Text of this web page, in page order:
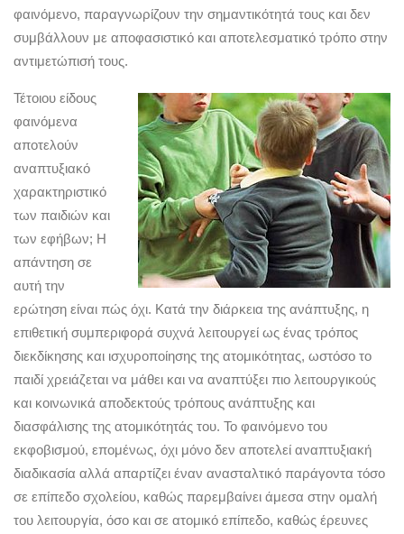
φαινόμενο, παραγνωρίζουν την σημαντικότητά τους και δεν
συμβάλλουν με αποφασιστικό και αποτελεσματικό τρόπο στην
αντιμετώπισή τους.
Τέτοιου είδους
φαινόμενα
αποτελούν
αναπτυξιακό
χαρακτηριστικό
των παιδιών και
των εφήβων; Η
απάντηση σε
αυτή την
ερώτηση είναι πώς όχι. Κατά την διάρκεια της ανάπτυξης, η
επιθετική συμπεριφορά συχνά λειτουργεί ως ένας τρόπος
διεκδίκησης και ισχυροποίησης της ατομικότητας, ωστόσο το
παιδί χρειάζεται να μάθει και να αναπτύξει πιο λειτουργικούς
και κοινωνικά αποδεκτούς τρόπους ανάπτυξης και
διασφάλισης της ατομικότητάς του. Το φαινόμενο του
εκφοβισμού, επομένως, όχι μόνο δεν αποτελεί αναπτυξιακή
διαδικασία αλλά απαρτίζει έναν ανασταλτικό παράγοντα τόσο
σε επίπεδο σχολείου, καθώς παρεμβαίνει άμεσα στην ομαλή
του λειτουργία, όσο και σε ατομικό επίπεδο, καθώς έρευνες